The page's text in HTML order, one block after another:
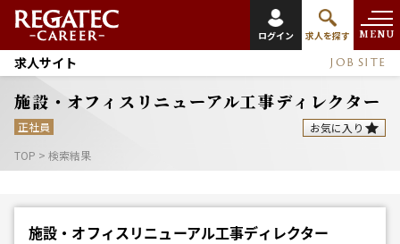
ログイン 求人を探す MENU
求人サイト JOB SITE
施設・オフィスリニューアル工事ディレクター
正社員
お気に入り
TOP > 検索結果
施設・オフィスリニューアル工事ディレクター